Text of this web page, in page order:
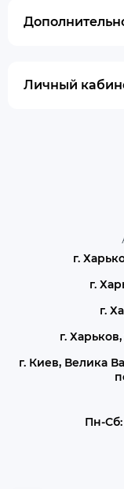
Личный
г.
г.
г.
г.
г. Киев, Велика
Пн-Сб: